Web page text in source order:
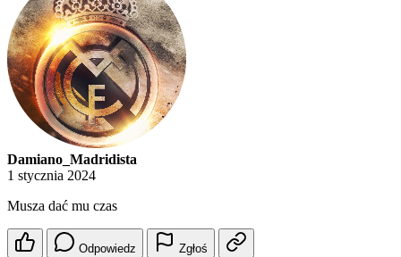
Damiano_Madridista
1 stycznia 2024
Musza dać mu czas
Odpowiedz Zgłoś